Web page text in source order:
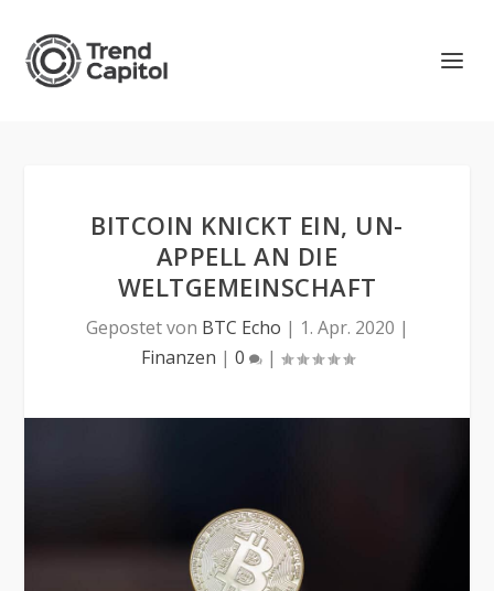
BITCOIN KNICKT EIN, UN-
APPELL AN DIE
WELTGEMEINSCHAFT
Gepostet von BTC Echo | 1. Apr. 2020 |
Finanzen | 0 |